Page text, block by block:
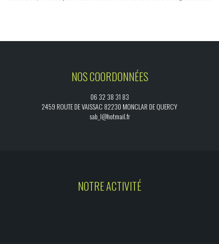
NOS COORDONNÉES
06 32 38 31 83
2459 ROUTE DE VAISSAC 82230 MONCLAR DE QUERCY
sab_l@hotmail.fr
NOTRE ACTIVITÉ